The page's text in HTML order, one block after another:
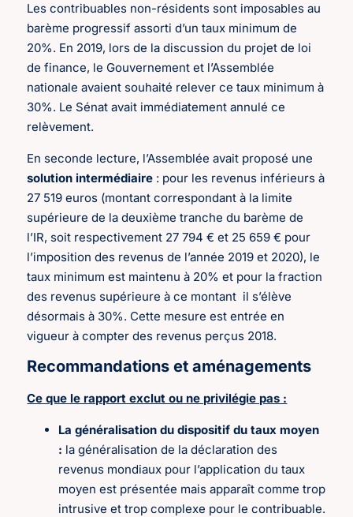
Les contribuables non-résidents sont imposables au
barème progressif assorti d’un taux minimum de
20%. En 2019, lors de la discussion du projet de loi
de finance, le Gouvernement et l’Assemblée
nationale avaient souhaité relever ce taux minimum à
30%. Le Sénat avait immédiatement annulé ce
relèvement.
En seconde lecture, l’Assemblée avait proposé une
solution intermédiaire : pour les revenus inférieurs à
27 519 euros (montant correspondant à la limite
supérieure de la deuxième tranche du barème de
l’IR, soit respectivement 27 794 € et 25 659 € pour
l’imposition des revenus de l’année 2019 et 2020), le
taux minimum est maintenu à 20% et pour la fraction
des revenus supérieure à ce montant il s’élève
désormais à 30%. Cette mesure est entrée en
vigueur à compter des revenus perçus 2018.
Recommandations et aménagements
Ce que le rapport exclut ou ne privilégie pas :
La généralisation du dispositif du taux moyen
: la généralisation de la déclaration des
revenus mondiaux pour l’application du taux
moyen est présentée mais apparaît comme trop
intrusive et trop complexe pour le contribuable.